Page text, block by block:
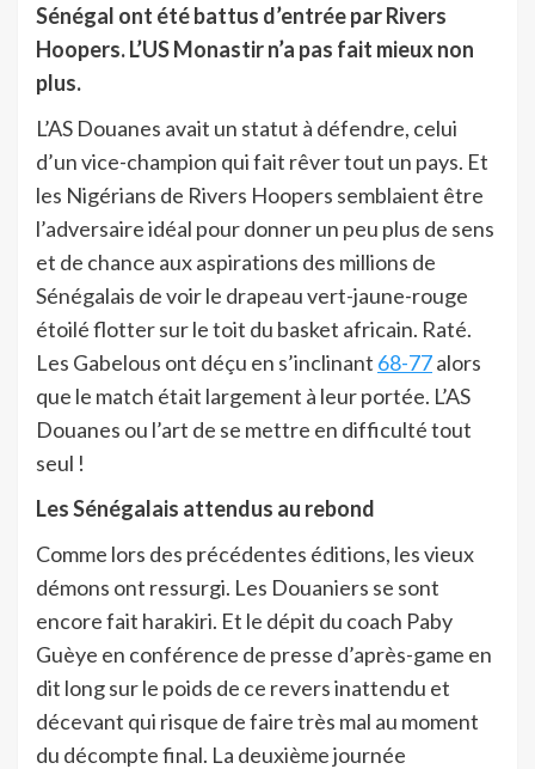
Sénégal ont été battus d’entrée par Rivers
Hoopers. L’US Monastir n’a pas fait mieux non
plus.
L’AS Douanes avait un statut à défendre, celui
d’un vice-champion qui fait rêver tout un pays. Et
les Nigérians de Rivers Hoopers semblaient être
l’adversaire idéal pour donner un peu plus de sens
et de chance aux aspirations des millions de
Sénégalais de voir le drapeau vert-jaune-rouge
étoilé flotter sur le toit du basket africain. Raté.
Les Gabelous ont déçu en s’inclinant 68-77alors
que le match était largement à leur portée. L’AS
Douanes ou l’art de se mettre en difficulté tout
seul !
Les Sénégalais attendus au rebond
Comme lors des précédentes éditions, les vieux
démons ont ressurgi. Les Douaniers se sont
encore fait harakiri. Et le dépit du coach Paby
Guèye en conférence de presse d’après-game en
dit long sur le poids de ce revers inattendu et
décevant qui risque de faire très mal au moment
du décompte final. La deuxième journée